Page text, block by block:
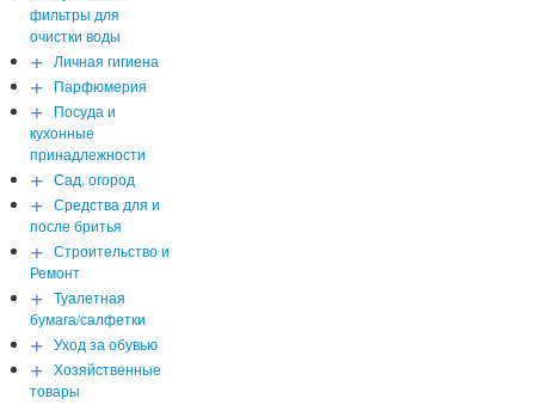
фильтры для
очистки воды
+ Личная гигиена
+ Парфюмерия
+ Посуда и
кухонные
принадлежности
+ Сад, огород
+ Средства для и
после бритья
+ Строительство и
Ремонт
+ Туалетная
бумага/салфетки
+ Уход за обувью
+ Хозяйственные
товары